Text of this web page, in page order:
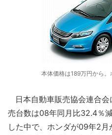
本体価格は189万円から。
日本自動車販売協会連合会
売台数は08年同月比32.4％
した中で、ホンダが09年2